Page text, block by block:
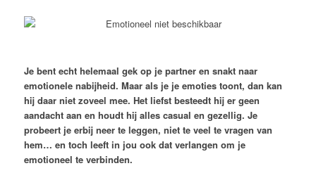
Je bent echt helemaal gek op je partner en snakt naar
emotionele nabijheid. Maar als je je emoties toont, dan kan
hij daar niet zoveel mee. Het liefst besteedt hij er geen
aandacht aan en houdt hij alles casual en gezellig. Je
probeert je erbij neer te leggen, niet te veel te vragen van
hem… en toch leeft in jou ook dat verlangen om je
emotioneel te verbinden.